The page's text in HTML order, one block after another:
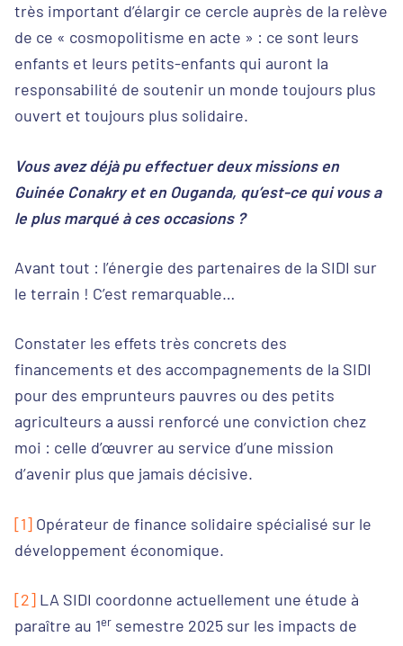
très important d’élargir ce cercle auprès de la relève
de ce « cosmopolitisme en acte » : ce sont leurs
enfants et leurs petits-enfants qui auront la
responsabilité de soutenir un monde toujours plus
ouvert et toujours plus solidaire.
Vous avez déjà pu effectuer deux missions en
Guinée Conakry et en Ouganda, qu’est-ce qui vous a
le plus marqué à ces occasions ?
Avant tout : l’énergie des partenaires de la SIDI sur
le terrain ! C’est remarquable…
Constater les effets très concrets des
financements et des accompagnements de la SIDI
pour des emprunteurs pauvres ou des petits
agriculteurs a aussi renforcé une conviction chez
moi : celle d’œuvrer au service d’une mission
d’avenir plus que jamais décisive.
[1] Opérateur de finance solidaire spécialisé sur le
développement économique.
[2] LA SIDI coordonne actuellement une étude à
paraître au 1er semestre 2025 sur les impacts de